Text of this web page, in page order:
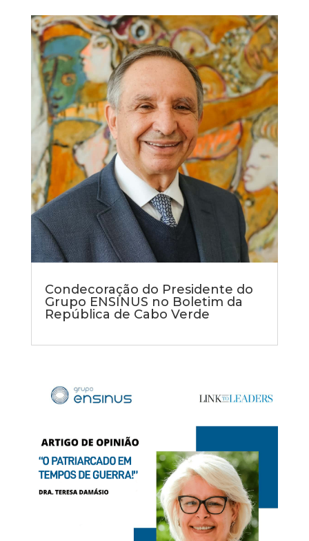
Condecoração do Presidente do
Grupo ENSINUS no Boletim da
República de Cabo Verde